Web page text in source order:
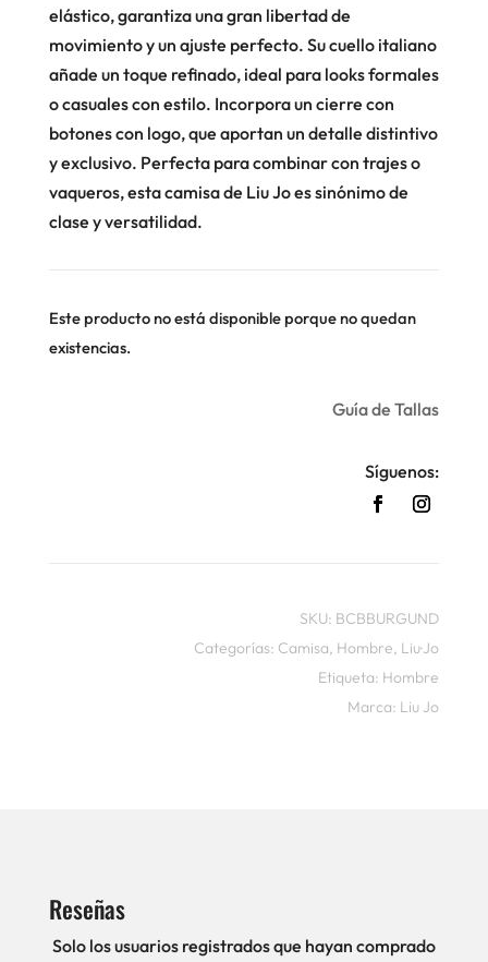
elástico, garantiza una gran libertad de
movimiento y un ajuste perfecto. Su cuello italiano
añade un toque refinado, ideal para looks formales
o casuales con estilo. Incorpora un cierre con
botones con logo, que aportan un detalle distintivo
y exclusivo. Perfecta para combinar con trajes o
vaqueros, esta camisa de Liu Jo es sinónimo de
clase y versatilidad.
Este producto no está disponible porque no quedan
existencias.
Guía de Tallas
Síguenos:
SKU: BCBBURGUND
Categorías: Camisa, Hombre, Liu·Jo
Etiqueta: Hombre
Marca: Liu Jo
Reseñas
Solo los usuarios registrados que hayan comprado